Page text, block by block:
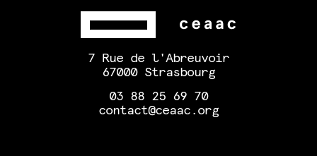
7 Rue de l'Abreuvoir
67000 Strasbourg
03 88 25 69 70
contact@ceaac.org